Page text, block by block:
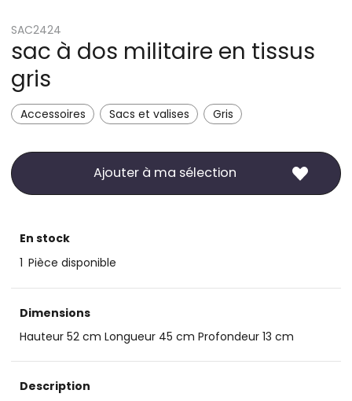
SAC2424
sac à dos militaire en tissus
gris
Accessoires Sacs et valises Gris
Ajouter à ma sélection
En stock
1 Pièce disponible
Dimensions
Hauteur 52 cm Longueur 45 cm Profondeur 13 cm
Description